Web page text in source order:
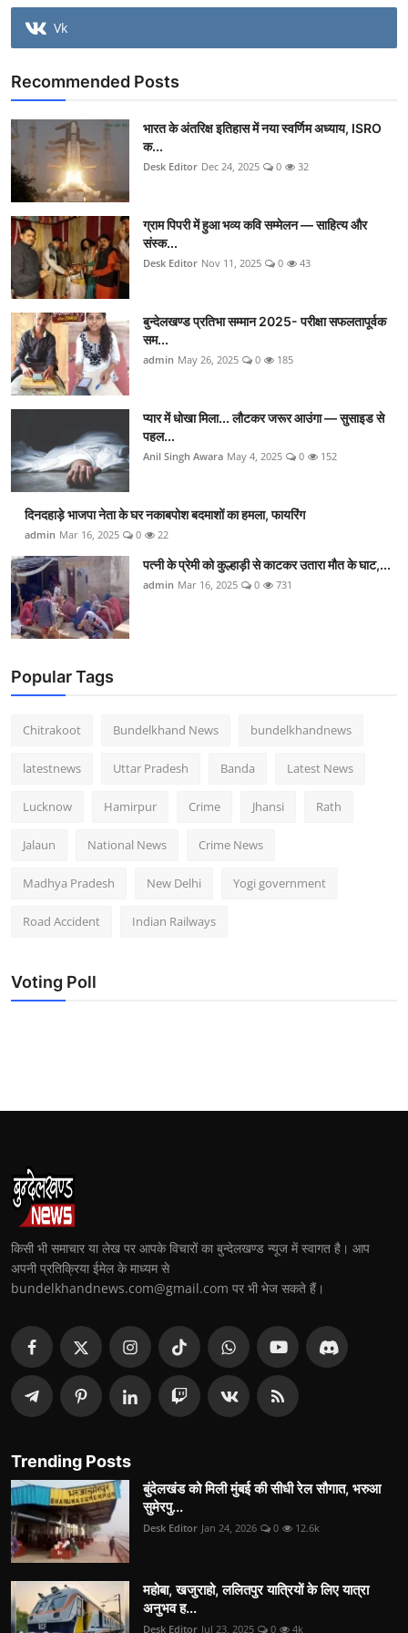
Vk
Recommended Posts
भारत के अंतरिक्ष इतिहास में नया स्वर्णिम अध्याय, ISRO
क...
Desk Editor Dec 24, 2025 0 32
ग्राम पिपरी में हुआ भव्य कवि सम्मेलन — साहित्य और
संस्क...
Desk Editor Nov 11, 2025 0 43
बुन्देलखण्ड प्रतिभा सम्मान 2025- परीक्षा सफलतापूर्वक
सम...
admin May 26, 2025 0 185
प्यार में धोखा मिला... लौटकर जरूर आउंगा — सुसाइड से
पहल...
Anil Singh Awara May 4, 2025 0 152
दिनदहाड़े भाजपा नेता के घर नकाबपोश बदमाशों का हमला, फायरिंग
admin Mar 16, 2025 0 22
पत्नी के प्रेमी को कुल्हाड़ी से काटकर उतारा मौत के घाट,...
admin Mar 16, 2025 0 731
Popular Tags
Chitrakoot Bundelkhand News bundelkhandnews
latestnews Uttar Pradesh Banda Latest News
Lucknow Hamirpur Crime Jhansi Rath
Jalaun National News Crime News
Madhya Pradesh New Delhi Yogi government
Road Accident Indian Railways
Voting Poll
किसी भी समाचार या लेख पर आपके विचारों का बुन्देलखण्ड न्यूज में स्वागत है। आप
अपनी प्रतिक्रिया ईमेल के माध्यम से
bundelkhandnews.com@gmail.com पर भी भेज सकते हैं।
Trending Posts
बुंदेलखंड को मिली मुंबई की सीधी रेल सौगात, भरुआ
सुमेरपु...
Desk Editor Jan 24, 2026 0 12.6k
महोबा, खजुराहो, ललितपुर यात्रियों के लिए यात्रा
अनुभव ह...
Desk Editor Jul 23, 2025 0 4k